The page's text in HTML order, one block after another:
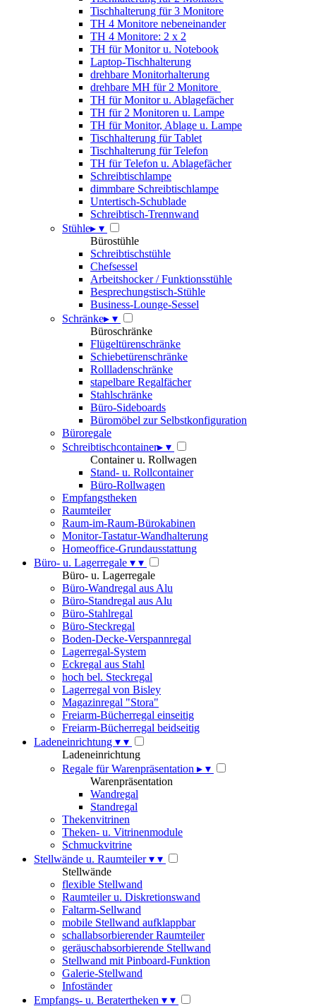
Tischhalterung für 3 Monitore
TH 4 Monitore nebeneinander
TH 4 Monitore: 2 x 2
TH für Monitor u. Notebook
Laptop-Tischhalterung
drehbare Monitorhalterung
drehbare MH für 2 Monitore
TH für Monitor u. Ablagefächer
TH für 2 Monitoren u. Lampe
TH für Monitor, Ablage u. Lampe
Tischhalterung für Tablet
Tischhalterung für Telefon
TH für Telefon u. Ablagefächer
Schreibtischlampe
dimmbare Schreibtischlampe
Untertisch-Schublade
Schreibtisch-Trennwand
Stühle▸ ▾
Bürostühle
Schreibtischstühle
Chefsessel
Arbeitshocker / Funktionsstühle
Besprechungstisch-Stühle
Business-Lounge-Sessel
Schränke▸ ▾
Büroschränke
Flügeltürenschränke
Schiebetürenschränke
Rollladenschränke
stapelbare Regalfächer
Stahlschränke
Büro-Sideboards
Büromöbel zur Selbstkonfiguration
Büroregale
Schreibtischcontainer▸ ▾
Container u. Rollwagen
Stand- u. Rollcontainer
Büro-Rollwagen
Empfangstheken
Raumteiler
Raum-im-Raum-Bürokabinen
Monitor-Tastatur-Wandhalterung
Homeoffice-Grundausstattung
Büro- u. Lagerregale ▾ ▾
Büro- u. Lagerregale
Büro-Wandregal aus Alu
Büro-Standregal aus Alu
Büro-Stahlregal
Büro-Steckregal
Boden-Decke-Verspannregal
Lagerregal-System
Eckregal aus Stahl
hoch bel. Steckregal
Lagerregal von Bisley
Magazinregal "Stora"
Freiarm-Bücherregal einseitig
Freiarm-Bücherregal beidseitig
Ladeneinrichtung ▾ ▾
Ladeneinrichtung
Regale für Warenpräsentation ▸ ▾
Warenpräsentation
Wandregal
Standregal
Thekenvitrinen
Theken- u. Vitrinenmodule
Schmuckvitrine
Stellwände u. Raumteiler▾ ▾
Stellwände
flexible Stellwand
Raumteiler u. Diskretionswand
Faltarm-Sellwand
mobile Stellwand aufklappbar
schallabsorbierender Raumteiler
geräuschabsorbierende Stellwand
Stellwand mit Pinboard-Funktion
Galerie-Stellwand
Infoständer
Empfangs- u. Beratertheken ▾ ▾